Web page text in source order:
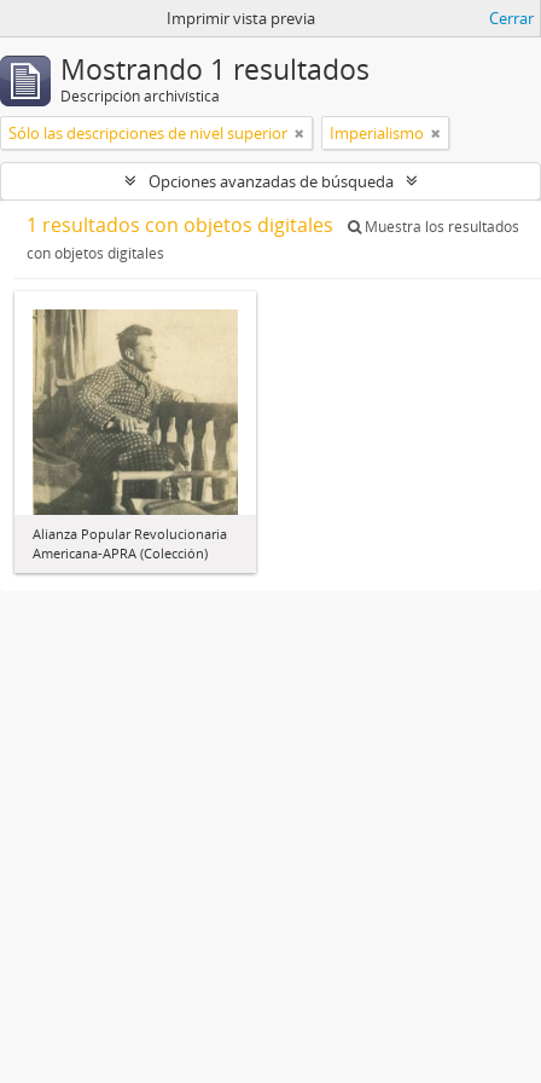
Imprimir vista previa Cerrar
Mostrando 1 resultados
Descripción archivística
Sólo las descripciones de nivel superior Imperialismo
Opciones avanzadas de búsqueda
1 resultados con objetos digitales
Muestra los resultados
con objetos digitales
Alianza Popular Revolucionaria
Americana-APRA (Colección)